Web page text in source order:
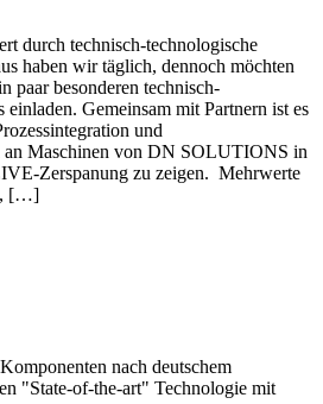
technisch-technologische
haben wir täglich, dennoch möchten
paar besonderen technisch-
Gemeinsam mit Partnern ist es
und
an Maschinen von DN SOLUTIONS in
Zerspanung zu zeigen. Mehrwerte
[…]
nach deutschem
"State-of-the-art" Technologie mit